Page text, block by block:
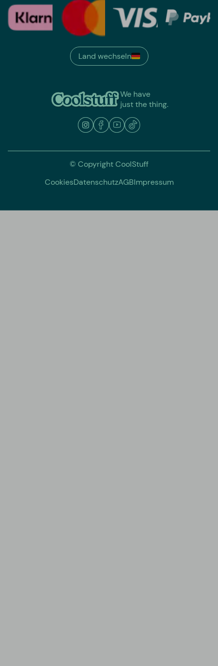
We have
just the thing.
Land wechseln
© Copyright CoolStuff
CookiesDatenschutzAGBImpressum